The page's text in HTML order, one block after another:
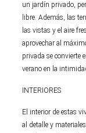
un jardín privado,
libre. Además, las
las vistas y el aire
aprovechar al
privada se convierte
verano en la
INTERIORES
El interior de estas
al detalle y